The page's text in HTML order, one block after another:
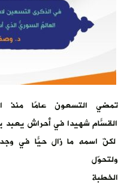
تمضي التسعون عامًا منذ
لكنّ اسمه ما زال حيًّا في وجدان
ولتحوّل
الخطبة